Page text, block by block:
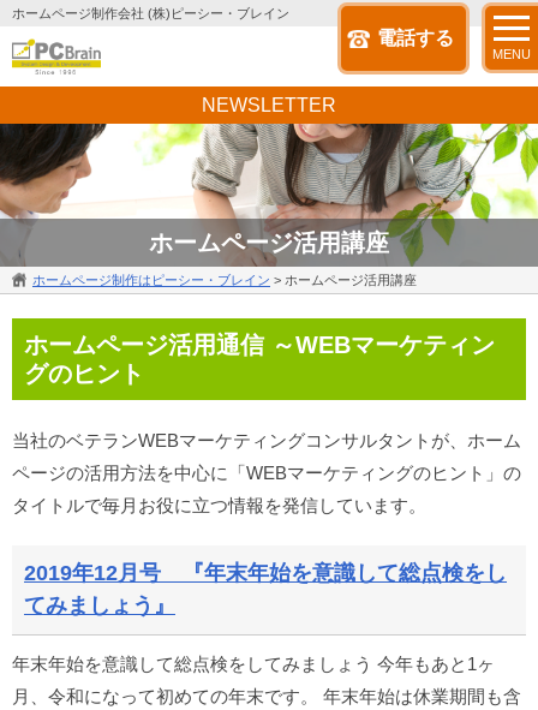
ホームページ制作会社 (株)ピーシー・ブレイン
電話する
MENU
ホームページ活用講座
NEWSLETTER
ホームページ制作はピーシー・ブレイン > ホームページ活用講座
ホームページ活用通信 ～WEBマーケティン
グのヒント
当社のベテランWEBマーケティングコンサルタントが、ホーム
ページの活用方法を中心に「WEBマーケティングのヒント」の
タイトルで毎月お役に立つ情報を発信しています。
2019年12月号 『年末年始を意識して総点検をし
てみましょう』
年末年始を意識して総点検をしてみましょう 今年もあと1ヶ
月、令和になって初めての年末です。 年末年始は休業期間も含